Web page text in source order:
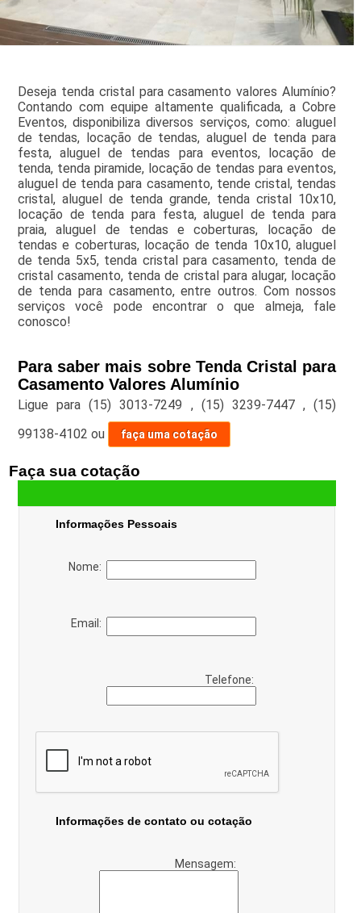
Deseja tenda cristal para casamento valores Alumínio?
Contando com equipe altamente qualificada, a Cobre
Eventos, disponibiliza diversos serviços, como: aluguel
de tendas, locação de tendas, aluguel de tenda para
festa, aluguel de tendas para eventos, locação de
tenda, tenda piramide, locação de tendas para eventos,
aluguel de tenda para casamento, tende cristal, tendas
cristal, aluguel de tenda grande, tenda cristal 10x10,
locação de tenda para festa, aluguel de tenda para
praia, aluguel de tendas e coberturas, locação de
tendas e coberturas, locação de tenda 10x10, aluguel
de tenda 5x5, tenda cristal para casamento, tenda de
cristal casamento, tenda de cristal para alugar, locação
de tenda para casamento, entre outros. Com nossos
serviços você pode encontrar o que almeja, fale
conosco!
Para saber mais sobre Tenda Cristal para
Casamento Valores Alumínio
Ligue para(15) 3013-7249 , (15) 3239-7447 ,(15)
99138-4102 ou faça uma cotação
Faça sua cotação
Informações Pessoais
Nome:
Email:
Telefone:
Informações de contato ou cotação
Mensagem: